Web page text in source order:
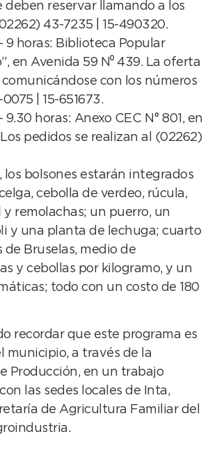
deben reservar llamando a los
43-7235 | 15-490320.
9 horas: Biblioteca Popular
en Avenida 59 N⁰ 439. La oferta
con los números
| 15-651673.
9.30 horas: Anexo CEC N° 801, en
pedidos se realizan al (02262)
los bolsones estarán integrados
cebolla de verdeo, rúcula,
y remolachas; un puerro, un
y una planta de lechuga; cuarto
de Bruselas, medio de
y cebollas por kilogramo, y un
todo con un costo de 180
recordar que este programa es
municipio, a través de la
Producción, en un trabajo
las sedes locales de Inta,
de Agricultura Familiar del